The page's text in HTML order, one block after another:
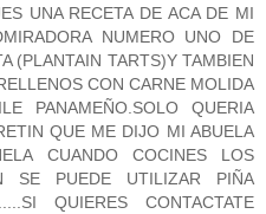
UNA RECETA DE ACA DE MI
NUMERO UNO DE
(PLANTAIN TARTS)Y TAMBIEN
CON CARNE MOLIDA
PANAMEÑO.SOLO QUERIA
QUE ME DIJO MI ABUELA
CUANDO COCINES LOS
SE PUEDE UTILIZAR PIÑA
QUIERES CONTACTATE